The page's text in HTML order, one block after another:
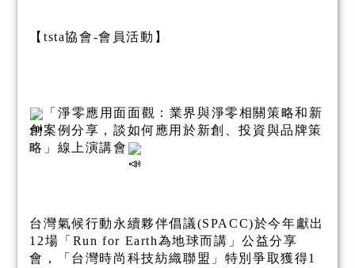
【tsta協會-會員活動】
「淨零應用面面觀：業界與淨零相關策略和新
創案例分享，談如何應用於新創、投資與品牌策
略」線上演講會
台灣氣候行動永續夥伴倡議(SPACC)於今年獻出
12場「Run for Earth為地球而講」公益分享
會，「台灣時尚科技紡織聯盟」特別爭取獲得1